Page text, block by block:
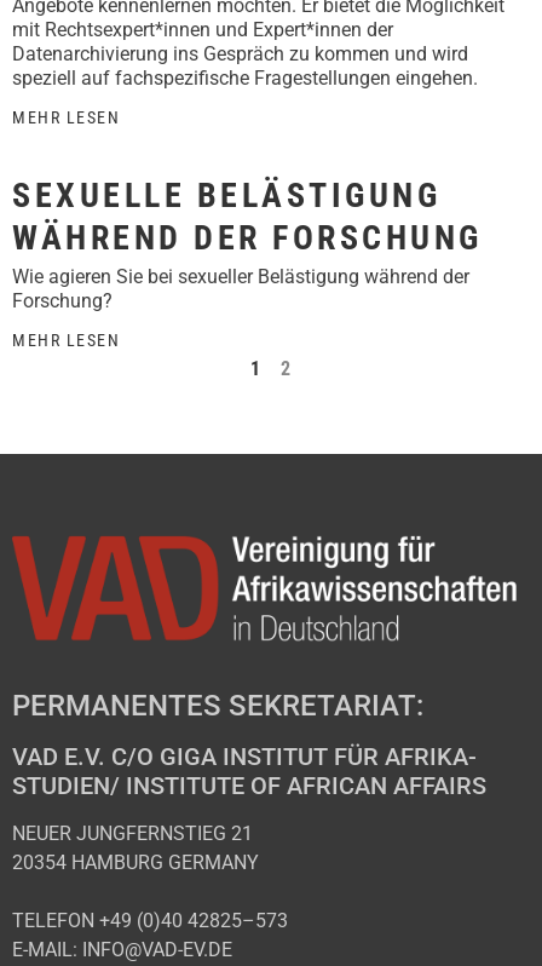
Angebote kennenlernen möchten. Er bietet die Möglichkeit
mit Rechtsexpert*innen und Expert*innen der
Datenarchivierung ins Gespräch zu kommen und wird
speziell auf fachspezifische Fragestellungen eingehen.
MEHR LESEN
SEXUELLE BELÄSTIGUNG
WÄHREND DER FORSCHUNG
Wie agieren Sie bei sexueller Belästigung während der
Forschung?
MEHR LESEN
1 2
PERMANENTES SEKRETARIAT:
VAD E.V. C/O GIGA INSTITUT FÜR AFRIKA-
STUDIEN/ INSTITUTE OF AFRICAN AFFAIRS
NEUER JUNGFERNSTIEG 21
20354 HAMBURG GERMANY
TELEFON +49 (0)40 42825–573
E-MAIL: INFO@VAD-EV.DE